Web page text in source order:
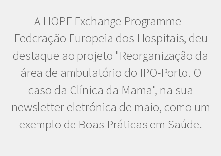
A HOPE Exchange Programme -
Federação Europeia dos Hospitais, deu
destaque ao projeto "Reorganização da
área de ambulatório do IPO-Porto. O
caso da Clínica da Mama", na sua
newsletter eletrónica de maio, como um
exemplo de Boas Práticas em Saúde.